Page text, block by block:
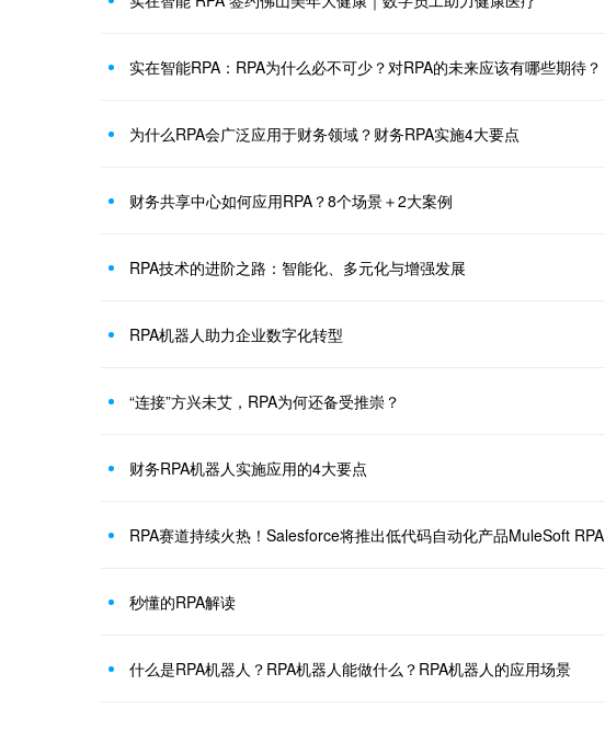
实在智能RPA：RPA为什么必不可少？对RPA的未来应该有哪些期待？
为什么RPA会广泛应用于财务领域？财务RPA实施4大要点
财务共享中心如何应用RPA？8个场景＋2大案例
RPA技术的进阶之路：智能化、多元化与增强发展
RPA机器人助力企业数字化转型
“连接”方兴未艾，RPA为何还备受推崇？
财务RPA机器人实施应用的4大要点
RPA赛道持续火热！Salesforce将推出低代码自动化产品MuleSoft RPA
秒懂的RPA解读
什么是RPA机器人？RPA机器人能做什么？RPA机器人的应用场景